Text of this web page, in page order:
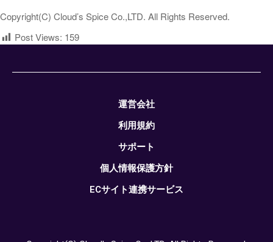
Copyright(C) Cloud’s Spice Co.,LTD. All Rights Reserved.
Post Views: 159
運営会社
利用規約
サポート
個人情報保護方針
ECサイト連携サービス